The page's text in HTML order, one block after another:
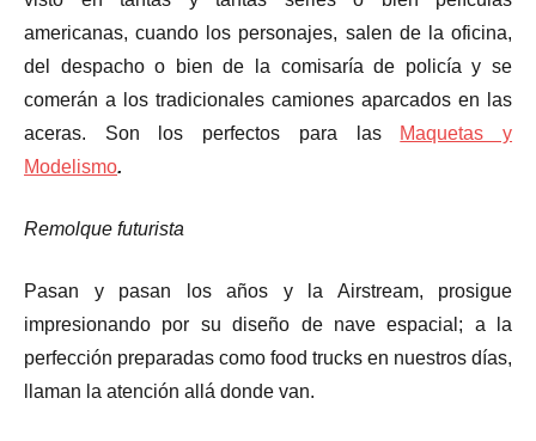
americanas, cuando los personajes, salen de la oficina,
del despacho o bien de la comisaría de policía y se
comerán a los tradicionales camiones aparcados en las
aceras. Son los perfectos para las
Maquetas y
Modelismo.
Remolque futurista
Pasan y pasan los años y la Airstream, prosigue
impresionando por su diseño de nave espacial; a la
perfección preparadas como food trucks en nuestros días,
llaman la atención allá donde van.